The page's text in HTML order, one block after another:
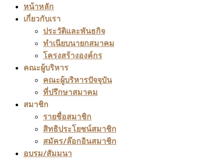
หน้าหลัก
เกี่ยวกับเรา
ประวัติและพันธกิจ
ทำเนียบนายกสมาคม
โครงสร้างองค์กร
คณะผู้บริหาร
คณะผู้บริหารปัจจุบัน
ที่ปรึกษาสมาคม
สมาชิก
รายชื่อสมาชิก
สิทธิประโยชน์สมาชิก
สมัคร/ล๊อกอินสมาชิก
อบรม/สัมมนา